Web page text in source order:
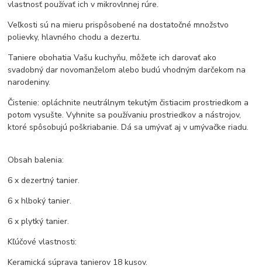
vlastnosť používať ich v mikrovlnnej rúre.
Veľkosti sú na mieru prispôsobené na dostatočné množstvo
polievky, hlavného chodu a dezertu.
Taniere obohatia Vašu kuchyňu, môžete ich darovať ako
svadobný dar novomanželom alebo budú vhodným darčekom na
narodeniny.
Čistenie: opláchnite neutrálnym tekutým čistiacim prostriedkom a
potom vysušte. Vyhnite sa používaniu prostriedkov a nástrojov,
ktoré spôsobujú poškriabanie. Dá sa umývať aj v umývačke riadu.
Obsah balenia:
6 x dezertný tanier.
6 x hlboký tanier.
6 x plytký tanier.
Kľúčové vlastnosti:
Keramická súprava tanierov 18 kusov.